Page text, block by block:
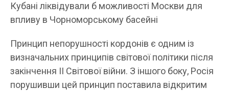
Кубані ліквідували б можливості Москви для
впливу в Чорноморському басейні
Принцип непорушності кордонів є одним із
визначальних принципів світової політики після
закінчення ІІ Світової війни. З іншого боку, Росія
порушивши цей принцип поставила відкритим